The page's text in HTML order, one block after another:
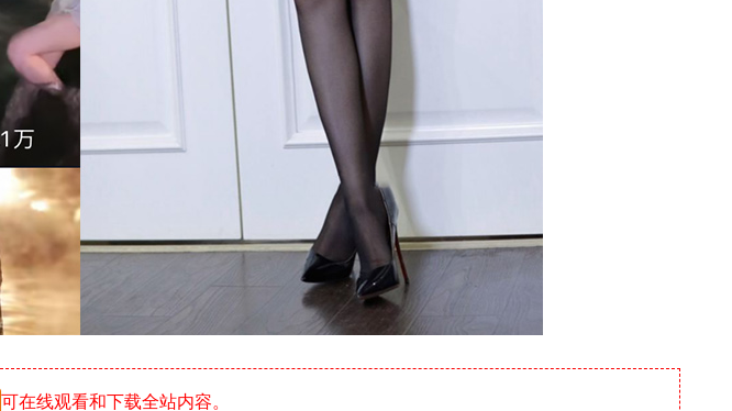
可在线观看和下载全站内容。